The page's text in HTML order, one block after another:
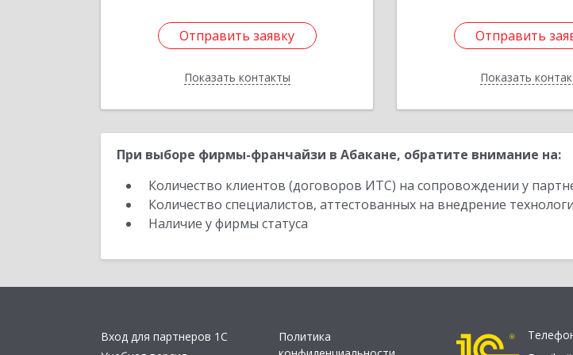
Отправить заявку
Показать контакты
Отправить заявку
Назад
Отправить
Показать
Отправить
Назад
При выборе фирмы-франчайзи в Абакане, обратите внимание на:
Количество клиентов (договоров ИТС) на сопровождении у
Количество специалистов, аттестованных на внедрение
Наличие у фирмы статуса
Вход для партнеров 1С
Политика